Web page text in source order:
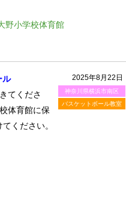
野小学校体育館
2025年8月22日
神奈川県横浜市南区
バスケットボール教室
ル
てくださ
体育館に保
ください。